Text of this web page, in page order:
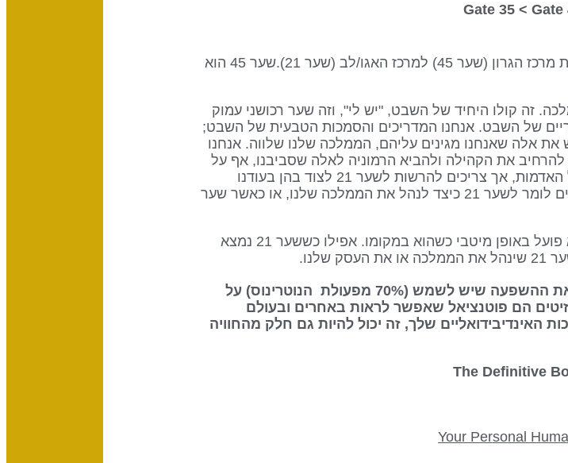
Gate
שער זה הוא חלק של ערוץ קו הכסף, עיצוב של חומרנות המחבר את מרכז הגרון (שער 45) למרכז האגו/לב (שער 21).שער 45 הוא
זה קולו היחיד של השבט, "יש לי", וזה שער רכושני עמוק
של השבט. אנחנו המדריכים והסמכות הטבעית של השבט;
אלה שאנחנו מגינים עליהם, הממלכה שלנו שלווה. אנחנו
את הקהילה ולהביא הרמוניה לאלה שסביבנו, אף על
פי ששער 21 הוא שמנהל בפועל את עסקי השבט . אנו הבעלים של האדמות, אך צריכים להרשות לשער 21 לצוד בהן בעודנו
דורשים לקבל את נתח הבשר הטוב ביותר בעסקה. כאשר אנו מנסים לומר לשער 21 כיצד לנהל את הממלכה שלנו, או כאשר שער
לכל שער יש את התפקיד ואת המטרה הייחודיים בתוך השבט, והוא פועל באופן מיטבי כשהוא במקומו. אפילו כששער 21 נמצא
– מייצג את ההשפעה שיש לשמש (70% מפעולת הנוטרינוס) על
הם פוטנציאל שאפשר לראות באחרים ובעולם
שלך, זה יכול להיות גם חלק מהחוויה
Your Personal